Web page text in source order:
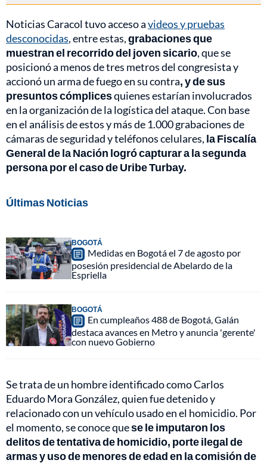
Noticias Caracol tuvo acceso avideos y pruebas
desconocidas, entre estas,grabaciones que
muestran el recorrido del joven sicario, que se
posicionó a menos de tres metros del congresista y
accionó un arma de fuego en su contra, y de sus
presuntos cómplicesquienes estarían involucrados
en la organización de la logística del ataque. Con base
en el análisis de estos y más de 1.000 grabaciones de
cámaras de seguridad y teléfonos celulares, la Fiscalía
General de la Nación logró capturar a la segunda
persona por el caso de Uribe Turbay.
Últimas Noticias
BOGOTÁ
Medidas en Bogotá el 7 de agosto por
posesión presidencial de Abelardo de la
Espriella
BOGOTÁ
En cumpleaños 488 de Bogotá, Galán
destaca avances en Metro y anuncia 'gerente'
con nuevo Gobierno
Se trata de un hombre identificado como Carlos
Eduardo Mora González, quien fue detenido y
relacionado con un vehículo usado en el homicidio. Por
el momento, se conoce quese le imputaron los
delitos de tentativa de homicidio, porte ilegal de
armas y uso de menores de edad en la comisión de